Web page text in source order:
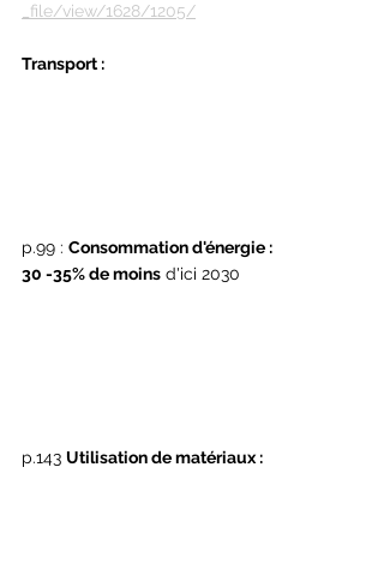
_file/view/1628/1205/
Transport :
p.99 : Consommation d'énergie :
30 -35% de moins d'ici 2030
p.143 Utilisation de matériaux :